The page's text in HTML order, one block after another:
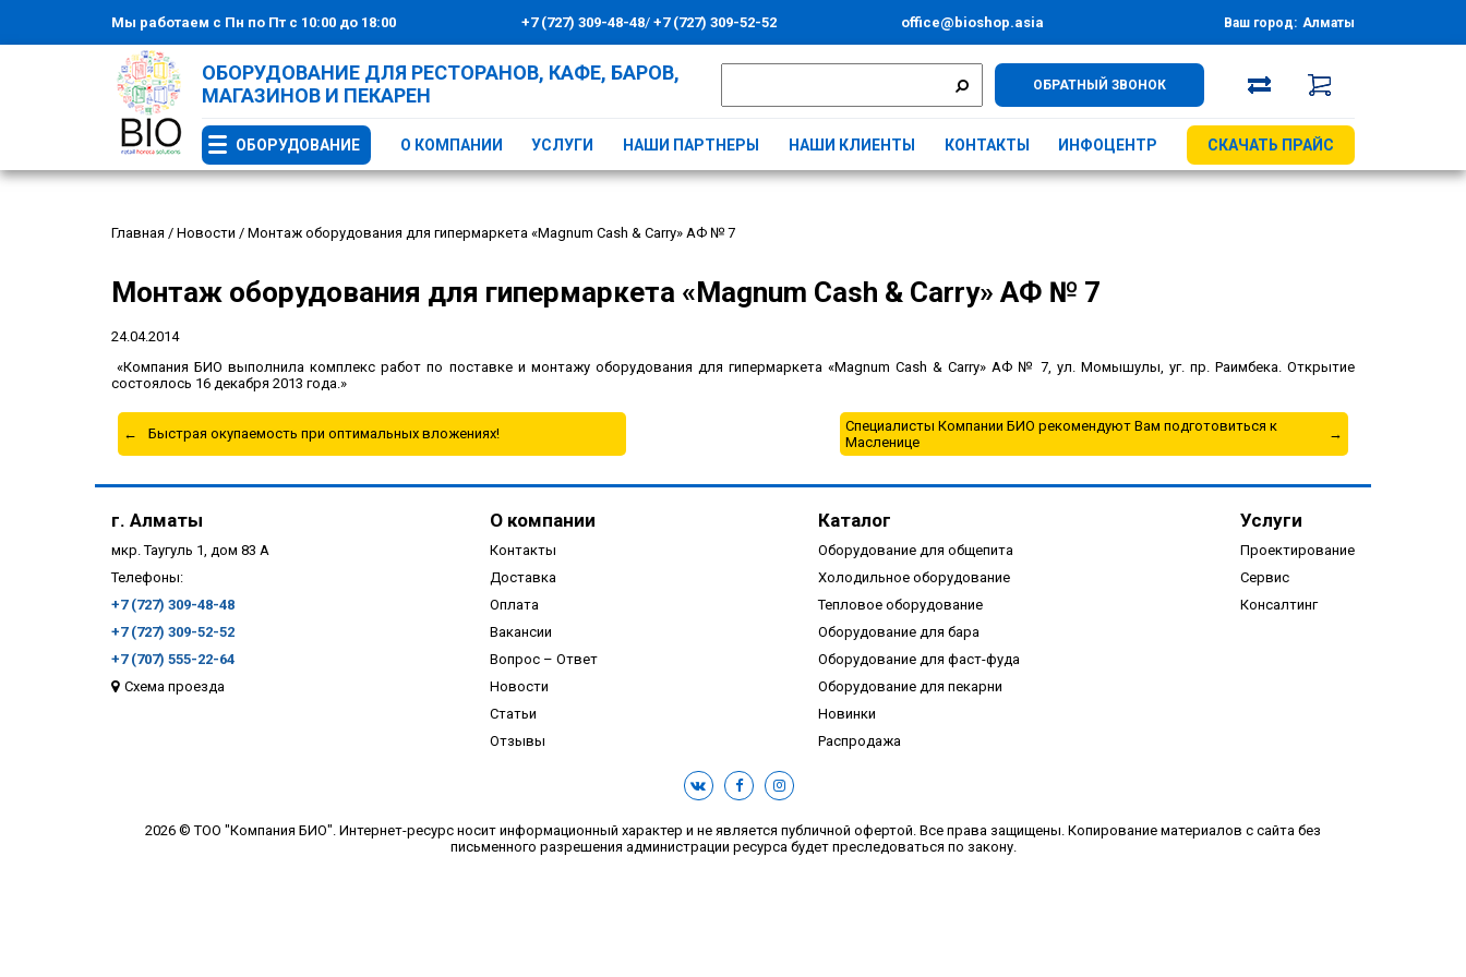
Мы работаем с Пн по Пт с 10:00 до 18:00 +7 (727) 309-48-48/+7 (727) 309-52-52 office@bioshop.asia Ваш город: Алматы
ОБОРУДОВАНИЕ ДЛЯ РЕСТОРАНОВ, КАФЕ, БАРОВ,
МАГАЗИНОВ И ПЕКАРЕН
ОБРАТНЫЙ ЗВОНОК
ОБОРУДОВАНИЕ О КОМПАНИИ УСЛУГИ НАШИ ПАРТНЕРЫ НАШИ КЛИЕНТЫ КОНТАКТЫ ИНФОЦЕНТР СКАЧАТЬ ПРАЙС
Главная / Новости / Монтаж оборудования для гипермаркета «Magnum Cash & Carry» АФ № 7
Монтаж оборудования для гипермаркета «Magnum Cash & Carry» АФ № 7
24.04.2014
«Компания БИО выполнила комплекс работ по поставке и монтажу оборудования для гипермаркета «Magnum Cash & Carry» АФ № 7, ул. Момышулы, уг. пр. Раимбека. Открытие
состоялось 16 декабря 2013 года.»
Быстрая окупаемость при оптимальных вложениях!
Специалисты Компании БИО рекомендуют Вам подготовиться к
Масленице
г. Алматы
мкр. Таугуль 1, дом 83 А
Телефоны:
+7 (727) 309-48-48
+7 (727) 309-52-52
+7 (707) 555-22-64
Схема проезда
О компании
Контакты
Доставка
Оплата
Вакансии
Вопрос – Ответ
Новости
Статьи
Отзывы
Каталог
Оборудование для общепита
Холодильное оборудование
Тепловое оборудование
Оборудование для бара
Оборудование для фаст-фуда
Оборудование для пекарни
Новинки
Распродажа
Услуги
Проектирование
Сервис
Консалтинг
2026 © ТОО "Компания БИО". Интернет-ресурс носит информационный характер и не является публичной офертой. Все права защищены. Копирование материалов с сайта без
письменного разрешения администрации ресурса будет преследоваться по закону.